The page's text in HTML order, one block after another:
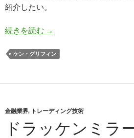
紹介したい。
続きを読む グリフィン氏、ハーヴ
→
ケン・グリフィン
金融業界, トレーディング技術
ドラッケンミラ